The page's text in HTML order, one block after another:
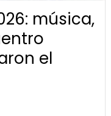
música,
el